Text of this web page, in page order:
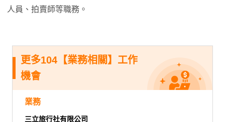
人員、拍賣師等職務。
更多104【業務相關】工作
機會
業務
三立旅行社有限公司